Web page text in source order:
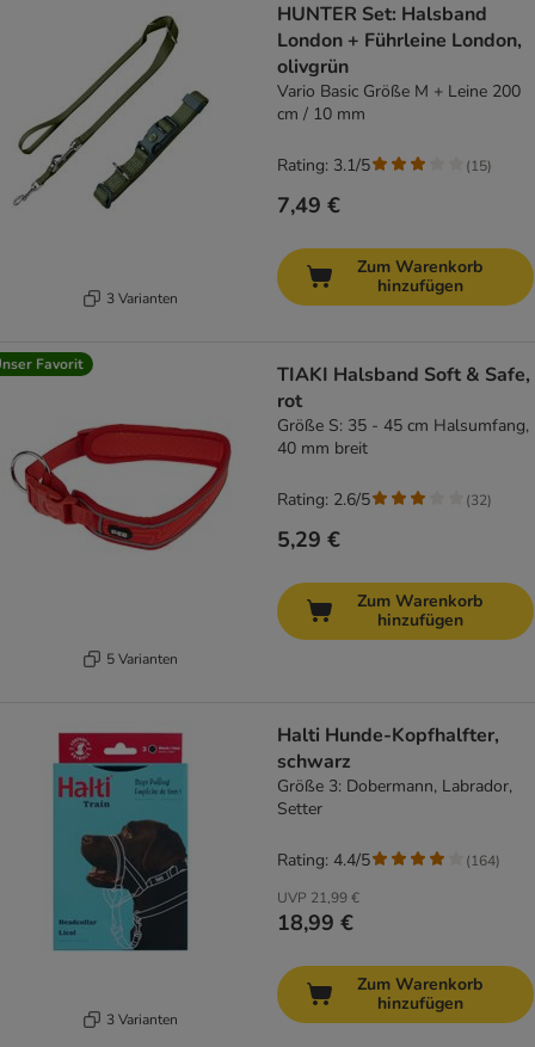
3 Varianten
HUNTER Set: Halsband
London + Führleine London,
olivgrün
Vario Basic Größe M + Leine 200
cm / 10 mm
7,49 €
Rating: 3.1/5 (15)
Zum Warenkorb
hinzufügen
Favorit
5 Varianten
TIAKI Halsband Soft & Safe,
rot
Größe S: 35 - 45 cm Halsumfang,
40 mm breit
5,29 €
Rating: 2.6/5 (32)
Zum Warenkorb
hinzufügen
3 Varianten
Halti Hunde-Kopfhalfter,
schwarz
Größe 3: Dobermann, Labrador,
Setter
UVP 21,99 €
18,99 €
Rating: 4.4/5 (164)
Zum Warenkorb
hinzufügen